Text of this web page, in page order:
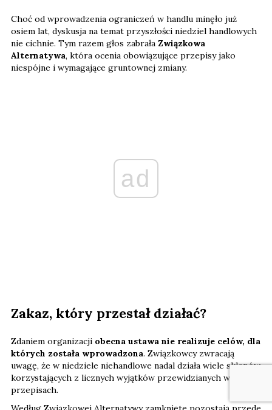
Choć od wprowadzenia ograniczeń w handlu minęło już
osiem lat, dyskusja na temat przyszłości niedziel handlowych
nie cichnie. Tym razem głos zabrała Związkowa
Alternatywa, która ocenia obowiązujące przepisy jako
niespójne i wymagające gruntownej zmiany.
ad
Zakaz, który przestał działać?
Zdaniem organizacji obecna ustawa nie realizuje celów, dla
których została wprowadzona. Związkowcy zwracają
uwagę, że w niedziele niehandlowe nadal działa wiele sklepów
korzystających z licznych wyjątków przewidzianych w
przepisach.